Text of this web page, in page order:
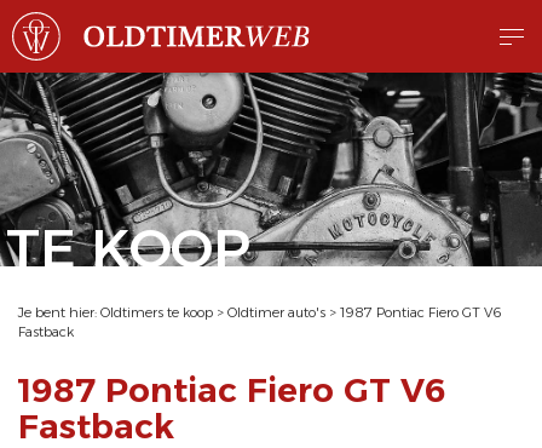
TE KOOP
Je bent hier: Oldtimers te koop > Oldtimer auto's > 1987 Pontiac Fiero GT V6
Fastback
1987 Pontiac Fiero GT V6
Fastback